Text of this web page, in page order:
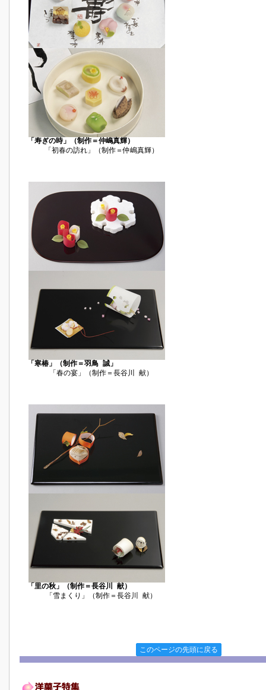
「寿ぎの時」（制作＝仲嶋真輝）
「初春の訪れ」（制作＝仲嶋真輝）
「寒椿」（制作＝羽鳥 誠」
「春の宴」（制作＝長谷川 献）
「里の秋」（制作＝長谷川 献）
「雪まくり」（制作＝長谷川 献）
このページの先頭に戻る